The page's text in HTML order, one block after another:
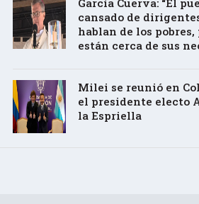
cansado de
hablan de los pobres,
están cerca de sus
Milei se reunió en
el presidente electo
la Espriella